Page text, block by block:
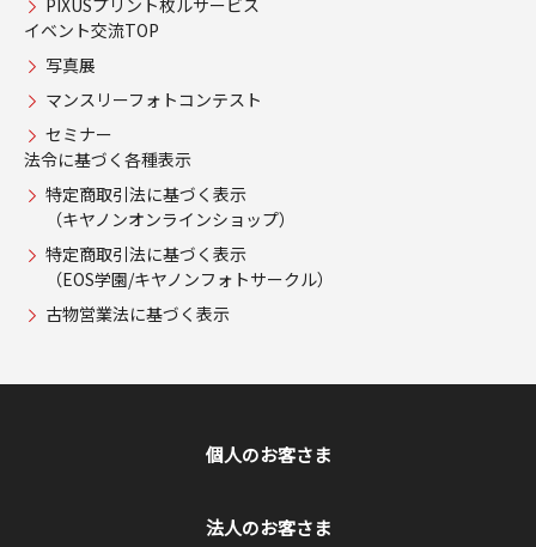
イベント交流TOP
写真展
マンスリーフォトコンテスト
セミナー
法令に基づく各種表示
特定商取引法に基づく表示
（キヤノンオンラインショップ）
特定商取引法に基づく表示
（EOS学園/キヤノンフォトサークル）
古物営業法に基づく表示
個人のお客さま
法人のお客さま